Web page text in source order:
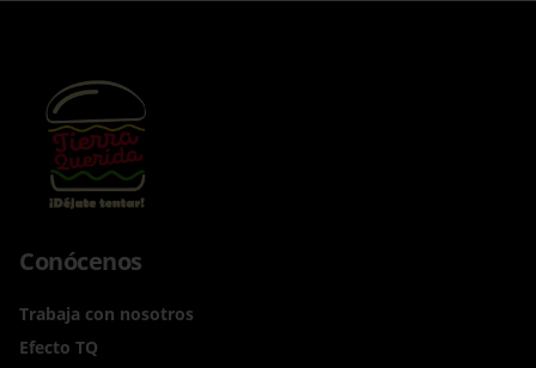
Conócenos
Trabaja con nosotros
Efecto TQ